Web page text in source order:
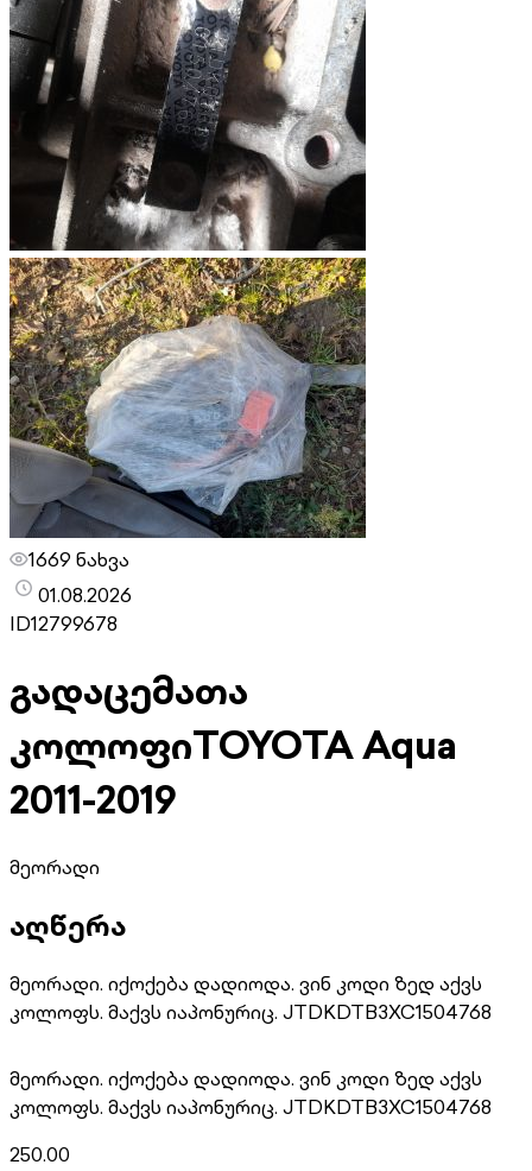
1669 ნახვა
01.08.2026
ID12799678
გადაცემათა
კოლოფიTOYOTA Aqua
2011-2019
მეორადი
აღწერა
მეორადი. იქოქება დადიოდა. ვინ კოდი ზედ აქვს
კოლოფს. მაქვს იაპონურიც. JTDKDTB3XC1504768
მეორადი. იქოქება დადიოდა. ვინ კოდი ზედ აქვს
კოლოფს. მაქვს იაპონურიც. JTDKDTB3XC1504768
250.00